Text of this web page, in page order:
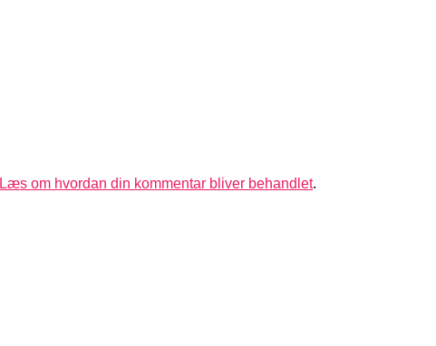
Læs om hvordan din kommentar bliver behandlet.